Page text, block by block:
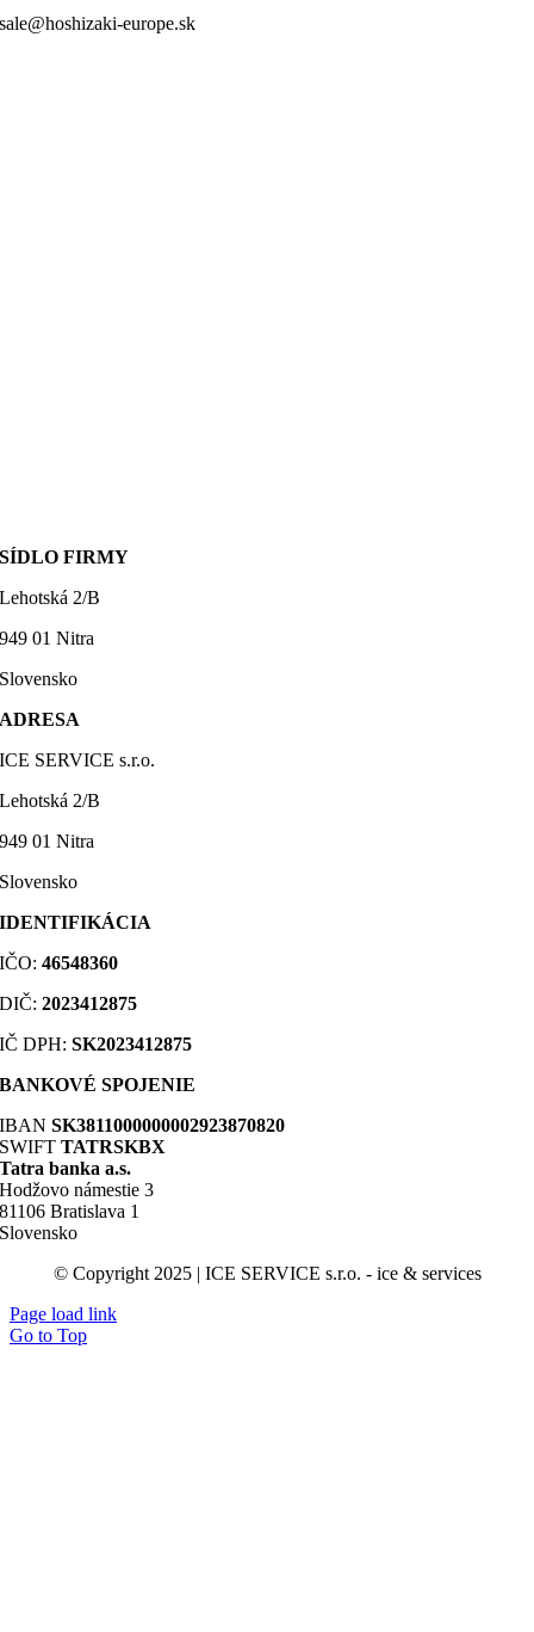
sale@hoshizaki-europe.sk
SÍDLO FIRMY
Lehotská 2/B
949 01 Nitra
Slovensko
ADRESA
ICE SERVICE s.r.o.
Lehotská 2/B
949 01 Nitra
Slovensko
IDENTIFIKÁCIA
IČO:46548360
DIČ:2023412875
IČ DPH:SK2023412875
BANKOVÉ SPOJENIE
IBANSK3811000000002923870820
SWIFT TATRSKBX
Tatra banka a.s.
Hodžovo námestie 3
81106 Bratislava 1
Slovensko
© Copyright 2025 | ICE SERVICE s.r.o. - ice & services
Page load link
Go to Top